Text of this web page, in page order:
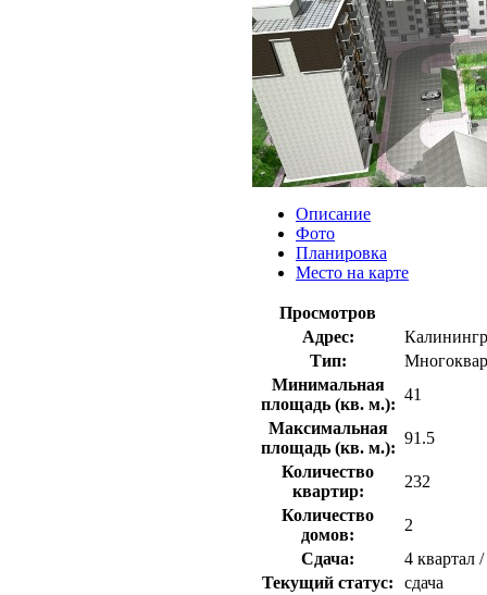
Описание
Фото
Планировка
Место на карте
Просмотров
Адрес:
Тип:
Минимальная
площадь (кв. м.):
41
Максимальная
площадь (кв. м.):
91.5
Количество
квартир:
232
Количество
домов:
2
Сдача:
4 квартал
Текущий статус:
сдача